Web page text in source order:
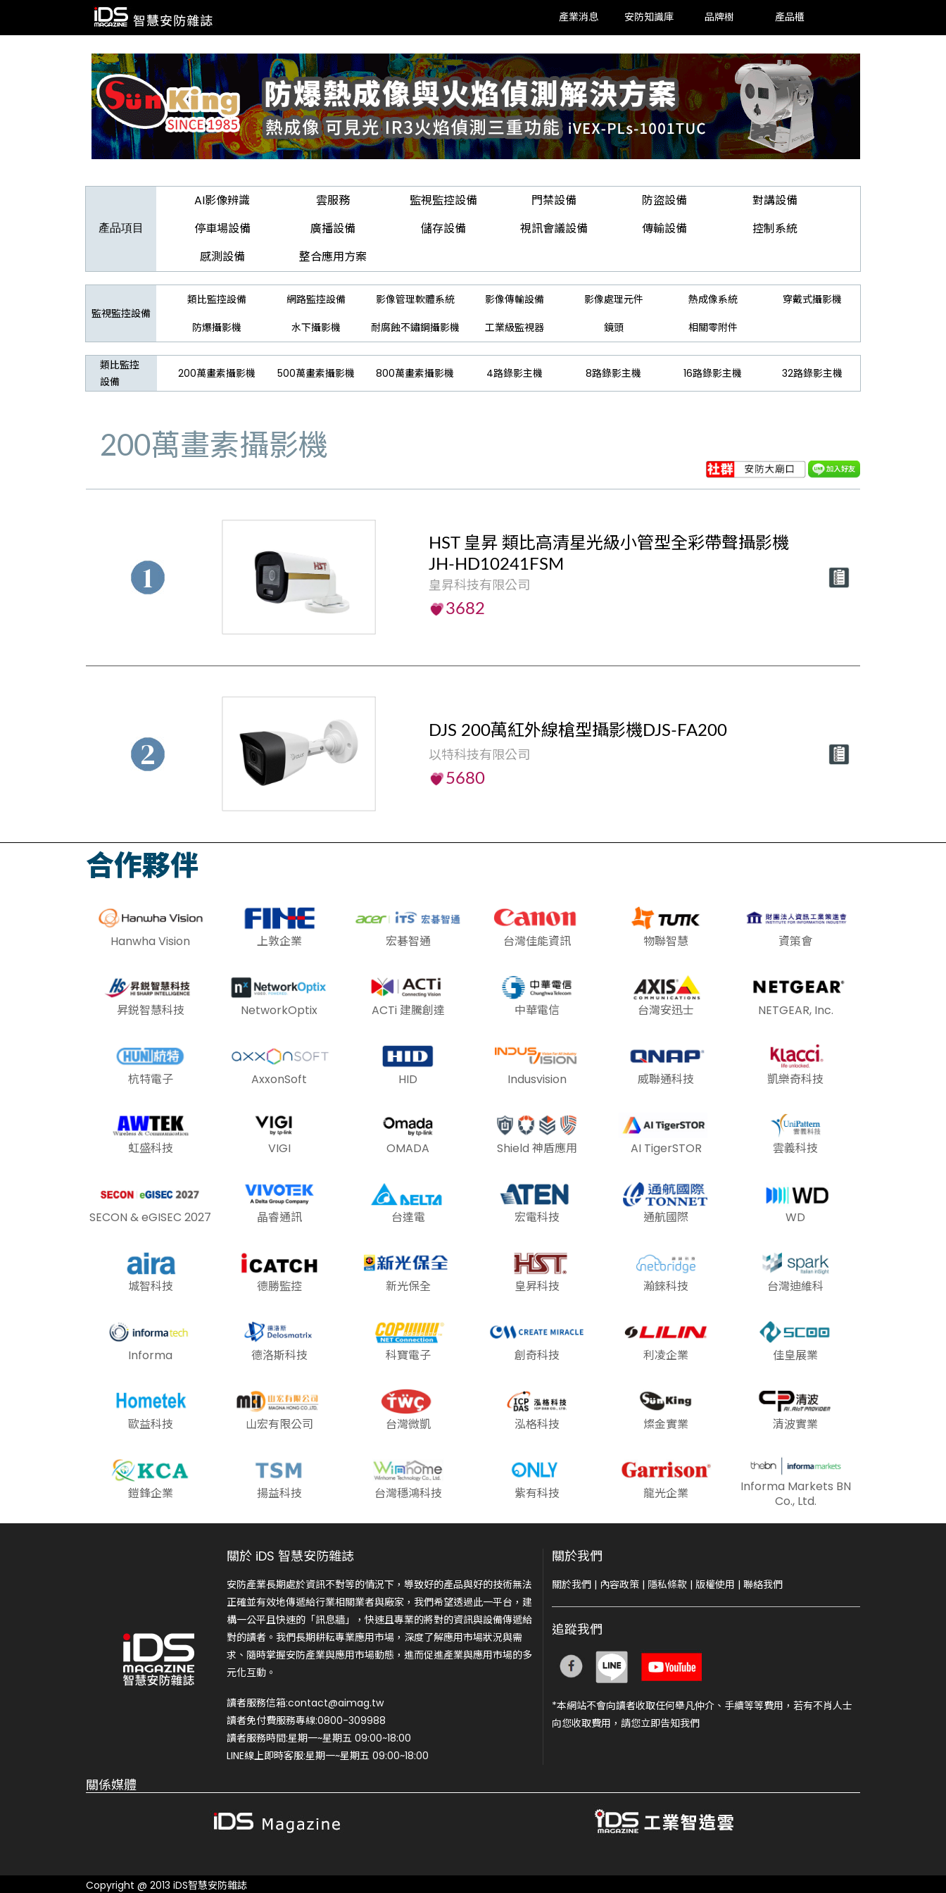
產業消息 安防知識庫 品牌樹 產品櫃
產品項目
AI影像辨識 雲服務 監視監控設備 門禁設備 防盜設備
對講設備
停車場設備
廣播設備 儲存設備 視訊會議設備 傳輸設備
控制系統
感測設備
整合應用方案
監視監控設備
類比監控設備 網路監控設備 影像管理軟體系統 影像傳輸設備 影像處理元件 熱成像系統
穿戴式攝影機
防爆攝影機
水下攝影機 耐腐蝕不鏽鋼攝影機 工業級監視器 鏡頭 相關零附件
類比監控
設備
200萬畫素攝影機 500萬畫素攝影機 800萬畫素攝影機 4路錄影主機 8路錄影主機 16路錄影主機 32路錄影主機
200萬畫素攝影機
1
HST 皇昇 類比高清星光級小管型全彩帶聲攝影機
JH-HD10241FSM
皇昇科技有限公司
3682
2
DJS 200萬紅外線槍型攝影機DJS-FA200
以特科技有限公司
5680
合作夥伴
Hanwha Vision 上敦企業 宏碁智通 台灣佳能資訊 物聯智慧 資策會
昇鋭智慧科技 NetworkOptix ACTi 建騰創達 中華電信 台灣安迅士 NETGEAR, Inc.
杭特電子 AxxonSoft HID Indusvision 威聯通科技 凱樂奇科技
虹盛科技 VIGI OMADA Shield 神盾應用 AI TigerSTOR 雲義科技
SECON & eGISEC 2027 晶睿通訊 台達電 宏電科技 通航國際 WD
城智科技 德勝監控 新光保全 皇昇科技 瀚錸科技 台灣迪維科
Informa 德洛斯科技 科寶電子 創奇科技 利凌企業 佳皇展業
歐益科技 山宏有限公司 台灣微凱 泓格科技 燦金實業 清波實業
鎧鋒企業 揚益科技 台灣穩鴻科技 紫有科技 龍光企業
Informa Markets BN
Co., Ltd.
關於 iDS 智慧安防雜誌
安防產業長期處於資訊不對等的情況下，導致好的產品與好的技術無法
正確並有效地傳遞給行業相關業者與廠家，我們希望透過此一平台，建
構一公平且快速的「訊息牆」，快速且專業的將對的資訊與設備傳遞給
對的讀者。我們長期耕耘專業應用市場，深度了解應用市場狀況與需
求、隨時掌握安防產業與應用市場動態，進而促進產業與應用市場的多
元化互動。
讀者服務信箱:contact@aimag.tw
讀者免付費服務專線:0800-309988
讀者服務時間:星期一~星期五 09:00~18:00
LINE線上即時客服:星期一~星期五 09:00~18:00
關於我們
關於我們 | 內容政策 | 隱私條款 | 版權使用 | 聯絡我們
追蹤我們
*本網站不會向讀者收取任何舉凡仲介、手續等等費用，若有不肖人士
向您收取費用，請您立即告知我們
關係媒體
Copyright @ 2013 iDS智慧安防雜誌